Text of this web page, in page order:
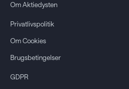
Om Aktiedysten
Privatlivspolitik
Om Cookies
Brugsbetingelser
GDPR